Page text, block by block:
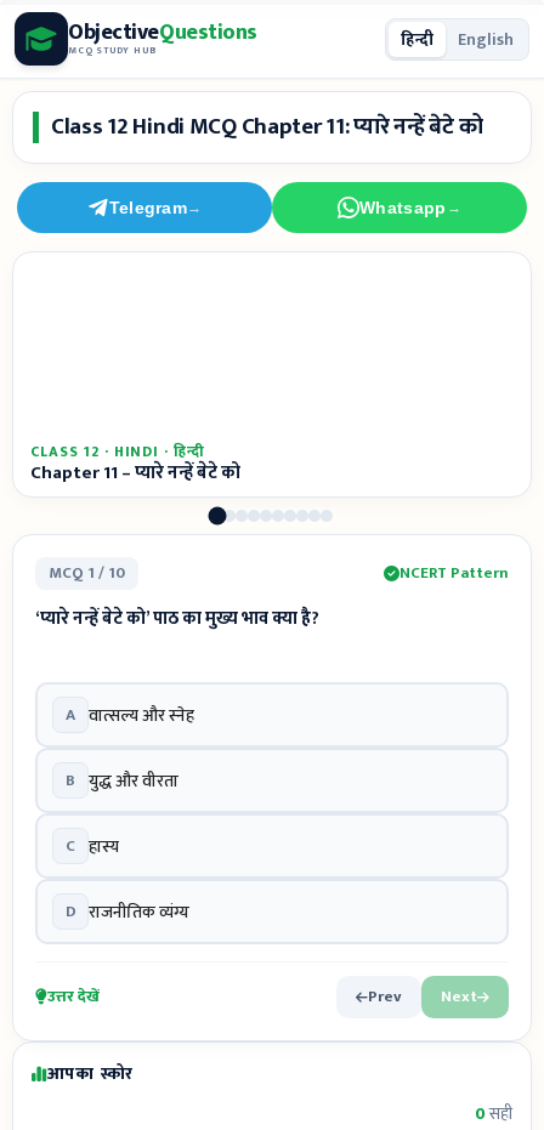
Skip
to
content
ObjectiveQuestions
MCQ STUDY HUB हिन्दी English
Class 12 Hindi MCQ Chapter 11: प्यारे नन्हें बेटे को
Telegram→ Whatsapp →
CLASS 12 · HINDI · हिन्दी
Chapter 11 – प्यारे नन्हें बेटे को
MCQ 1 / 10 NCERT Pattern
‘प्यारे नन्हें बेटे को’ पाठ का मुख्य भाव क्या है?
A वात्सल्य और स्नेह
B युद्ध और वीरता
C हास्य
D राजनीतिक व्यंग्य
उत्तर देखें Prev Next
आपका स्कोर
0सही